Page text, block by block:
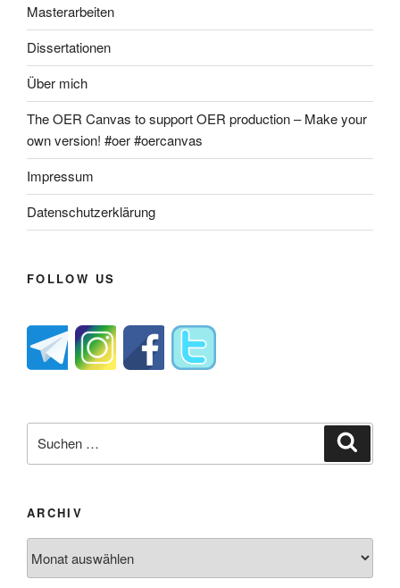
Masterarbeiten
Dissertationen
Über mich
The OER Canvas to support OER production – Make your
own version! #oer #oercanvas
Impressum
Datenschutzerklärung
FOLLOW US
nach:
ARCHIV